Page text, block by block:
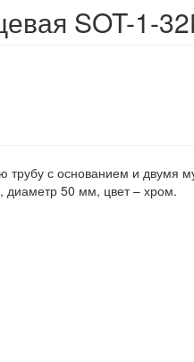
SOT-1-
трубу с основанием и двумя
50 мм, цвет – хром.